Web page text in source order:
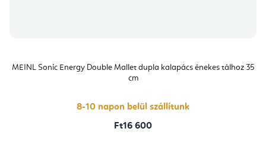
MEINL Sonic Energy Double Mallet dupla kalapács énekes tálhoz 35
cm
8-10 napon belül szállítunk
Ft16 600